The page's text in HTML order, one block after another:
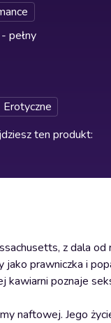
pełny
Erotyczne
ten produkt:
z dala
jako prawniczka i
poznaje
naftowej. Jego